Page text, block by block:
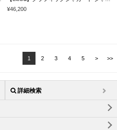
¥46,200
1 2 3 4 5 > >>
詳細検索